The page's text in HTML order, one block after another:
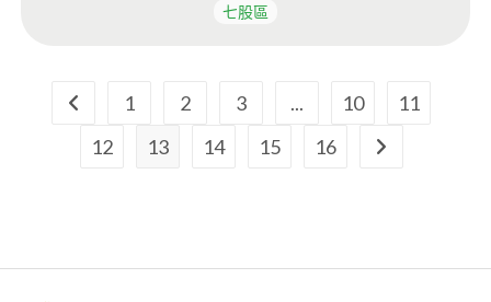
七股區
1 2 3 ... 10
11
12
13 14 15 16